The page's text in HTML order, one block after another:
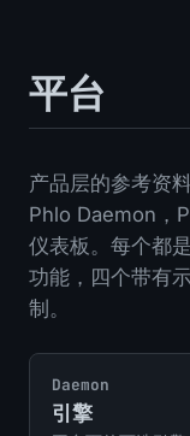
平台
产品层的参考资
Phlo Daemon，
仪表板。每个都
功能，四个带有
制。
Daemon
引擎